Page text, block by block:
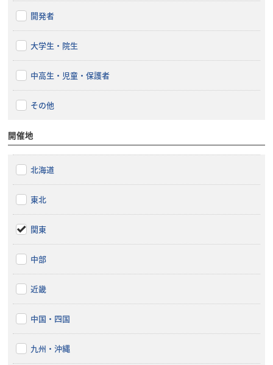
開発者
大学生・院生
中高生・児童・保護者
その他
開催地
北海道
東北
関東
中部
近畿
中国・四国
九州・沖縄